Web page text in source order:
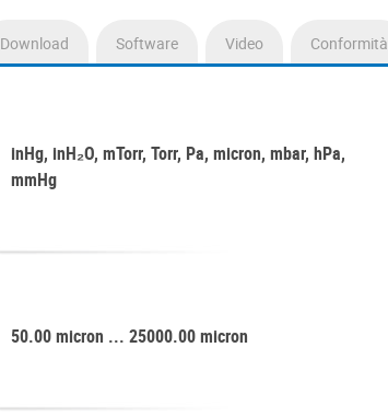
Download Software Video Conformità
inHg, inH₂O, mTorr, Torr, Pa, micron, mbar, hPa,
mmHg
50.00 micron ... 25000.00 micron